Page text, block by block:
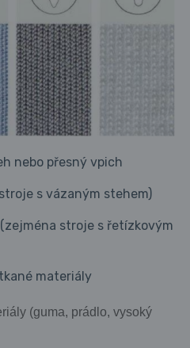
nebo přesný vpich
s vázaným stehem)
stroje s řetízkovým
materiály
(guma, prádlo, vysoký